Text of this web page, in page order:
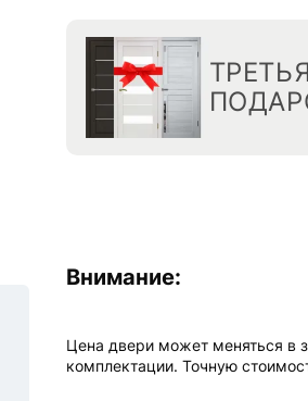
Внимание:
Цена двери может меняться в
комплектации. Точную